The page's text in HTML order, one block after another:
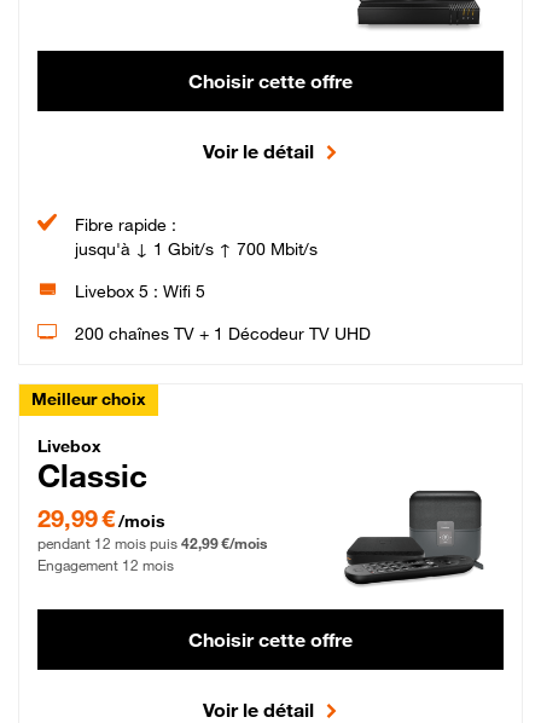
Choisir cette offre
Voir le détail
Fibre rapide :
jusqu'à ↓ 1 Gbit/s ↑ 700 Mbit/s
Livebox 5 : Wifi 5
200 chaînes TV + 1 Décodeur TV UHD
Meilleur choix
Livebox Classic Fibre
Livebox
Classic
29,99 € par mois pendant 12 mois puis 42,99 € par mois, Engagement 12 mois
29,99 €/mois
pendant 12 mois puis 42,99 €/mois
Engagement 12 mois
Choisir cette offre
Voir le détail